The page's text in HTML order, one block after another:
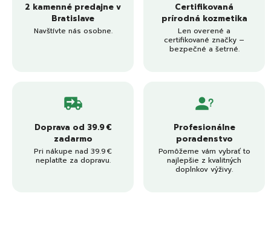
2 kamenné predajne v
Bratislave
Navštívte nás osobne.
Certifikovaná
prírodná kozmetika
Len overené a
certifikované značky –
bezpečné a šetrné.
Doprava od 39.9 €
zadarmo
Pri nákupe nad 39.9 €
neplatíte za dopravu.
Profesionálne
poradenstvo
Pomôžeme vám vybrať to
najlepšie z kvalitných
doplnkov výživy.